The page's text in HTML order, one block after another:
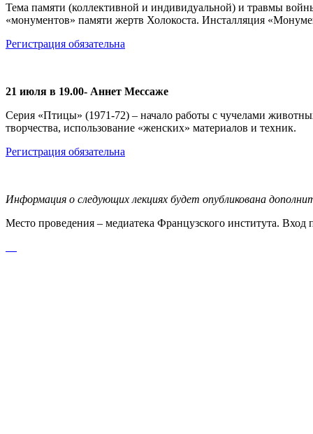
Тема памяти (коллективной и индивидуальной) и травмы
«монументов» памяти жертв Холокоста. Инсталляция
Регистрация обязательна
21 июля в 19.00- Аннет Мессаже
Серия «Птицы» (1971-72) – начало работы с чучелами
творчества, использование «женских» материалов и техник.
Регистрация обязательна
Информация о следующих лекциях будет опубликована
Место проведения – медиатека Французского института. Вход